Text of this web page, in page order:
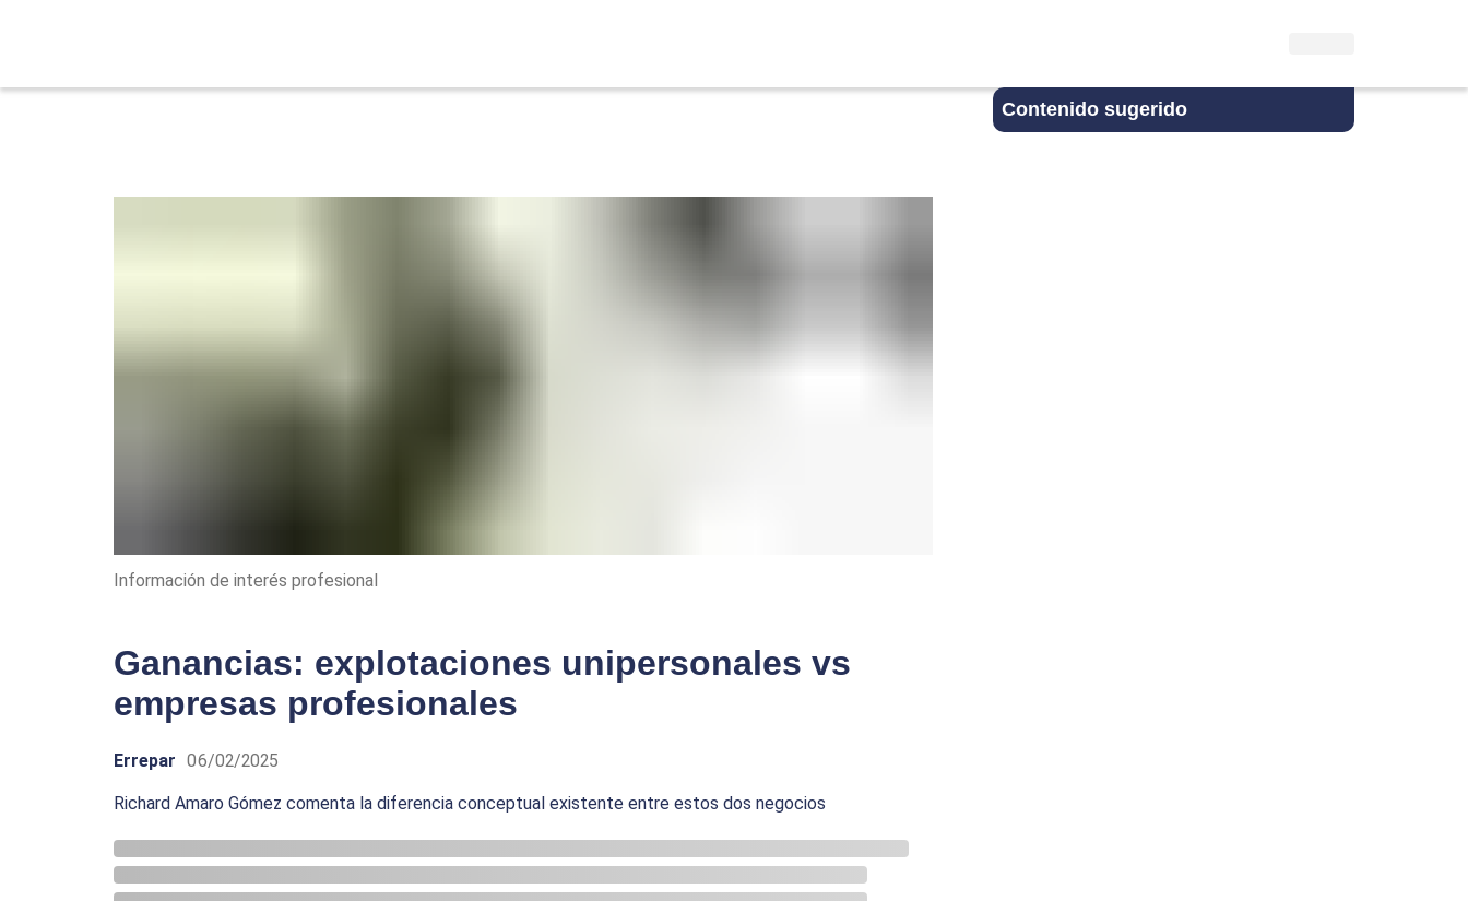
Contenido sugerido
Información de interés profesional
Ganancias: explotaciones unipersonales vs
empresas profesionales
Errepar 06/02/2025
Richard Amaro Gómez comenta la diferencia conceptual existente entre estos dos negocios